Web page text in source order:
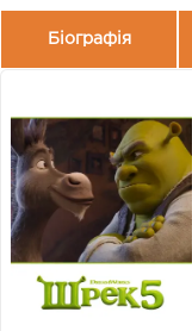
Біографія